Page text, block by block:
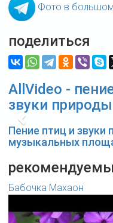
Фото в
поделиться
AllVideo -
звуки природы
Previous
Пение птиц и звуки
музыкальных
Бабочка Махаон